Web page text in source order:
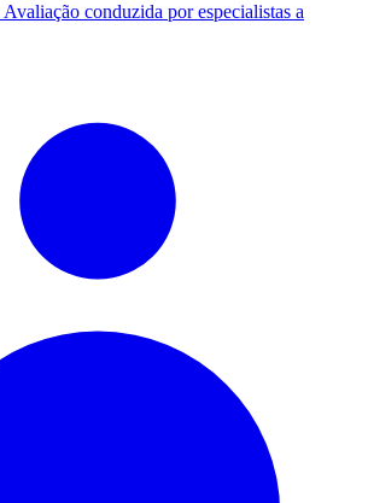
Avaliação conduzida por especialistas a